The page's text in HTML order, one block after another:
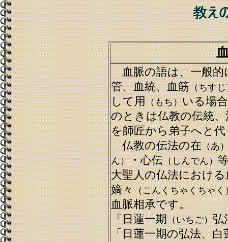
血脈の語は、一般的
管、血統、血筋（ちすじ
して用（もち）いる場
のときは仏教の伝統
を師匠から弟子へと
仏教の伝法の在（あ
ん）・心伝（しんでん）
大聖人の仏法におけ
嫡々（こんくちゃくちゃく
血脈相承です。
『日蓮一期（いちご）弘
「日蓮一期の弘法、白